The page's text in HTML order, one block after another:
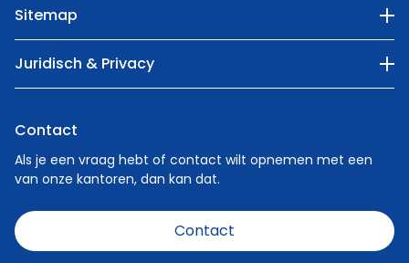
Sitemap
Ons bedrijf
Categorieën
Natuur
Mensen
Carrière
Nieuws
Gedragscode
Juridisch & Privacy
Cookie Policy
Contact
Als je een vraag hebt of contact wilt opnemen met een
van onze kantoren, dan kan dat.
Contact